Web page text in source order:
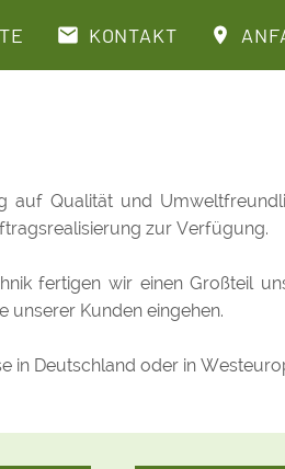
KONTAKT
Qualität und
zur Verfügung.
fertigen wir einen Großteil
unserer Kunden eingehen.
in Deutschland oder in